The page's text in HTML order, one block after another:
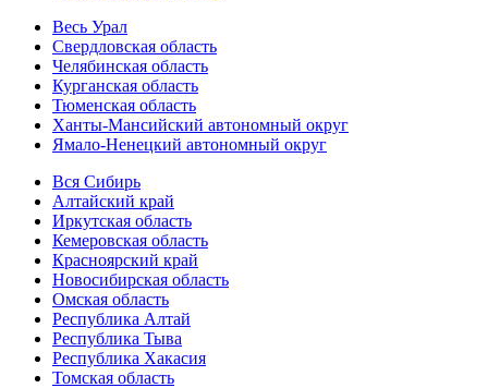
Весь Урал
Свердловская область
Челябинская область
Курганская область
Тюменская область
Ханты-Мансийский автономный округ
Ямало-Ненецкий автономный округ
Вся Сибирь
Алтайский край
Иркутская область
Кемеровская область
Красноярский край
Новосибирская область
Омская область
Республика Алтай
Республика Тыва
Республика Хакасия
Томская область